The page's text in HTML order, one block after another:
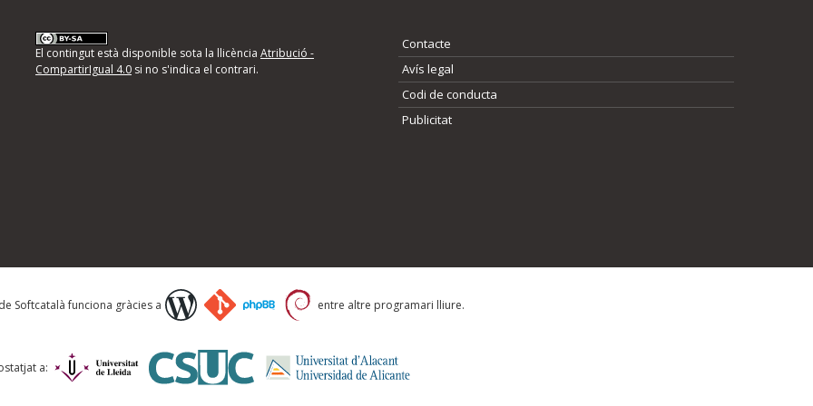
d'errors
següents i descriviu quina és la millora que
El contingut està disponible sota la llicència Atribució -
CompartirIgual 4.0si no s'indica el contrari.
Contacte
Avís legal
Codi de conducta
Publicitat
Softcatalà funciona gràcies a entre altre programari lliure.
a: